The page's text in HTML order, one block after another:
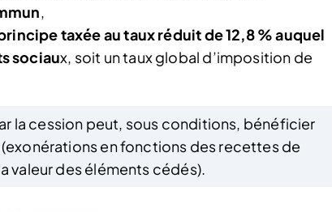
,
taxée au taux réduit de 12,8 % auquel
sociaux, soit un taux global d’imposition de
la cession peut, sous conditions, bénéficier
en fonctions des recettes de
valeur des éléments cédés).